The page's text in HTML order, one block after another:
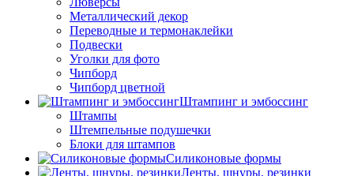
Металлический декор
Переводные и термонаклейки
Подвески
Уголки для фото
Чипборд
Чипборд цветной
Штампинг и эмбоссинг
Штампы
Штемпельные подушечки
Блоки для штампов
Силиконовые формы
Ленты, шнуры, резинки